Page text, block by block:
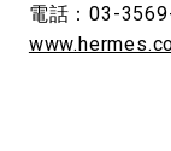
電話：03-